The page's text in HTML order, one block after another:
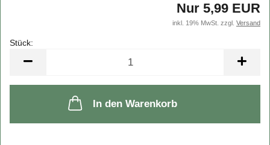
Nur 5,99 EUR
inkl. 19% MwSt. zzgl. Versand
Stück:
In den Warenkorb